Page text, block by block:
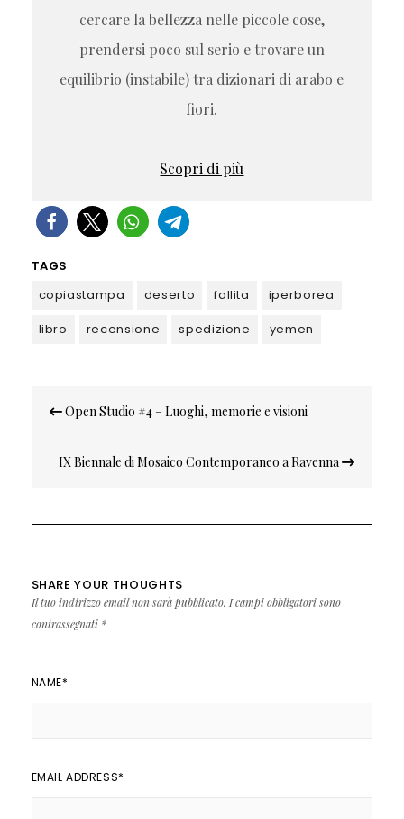
cercare la bellezza nelle piccole cose,
prendersi poco sul serio e trovare un
equilibrio (instabile) tra dizionari di arabo e
fiori.
Scopri di più
TAGS
copiastampa
deserto fallita
iperborea
libro
recensione spedizione yemen
Navigazione
Open Studio #4 – Luoghi, memorie e visioni
IX Biennale di Mosaico Contemporaneo a Ravenna
SHARE YOUR THOUGHTS
Il tuo indirizzo email non sarà pubblicato. I campi obbligatori sono
contrassegnati *
NAME*
EMAIL ADDRESS*